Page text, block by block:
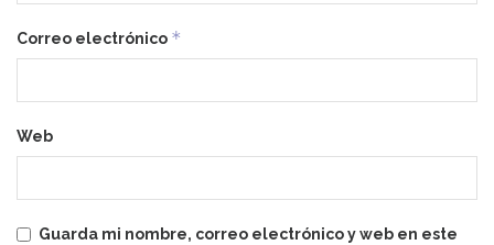
Correo electrónico *
Web
Guarda mi nombre, correo electrónico y web en este